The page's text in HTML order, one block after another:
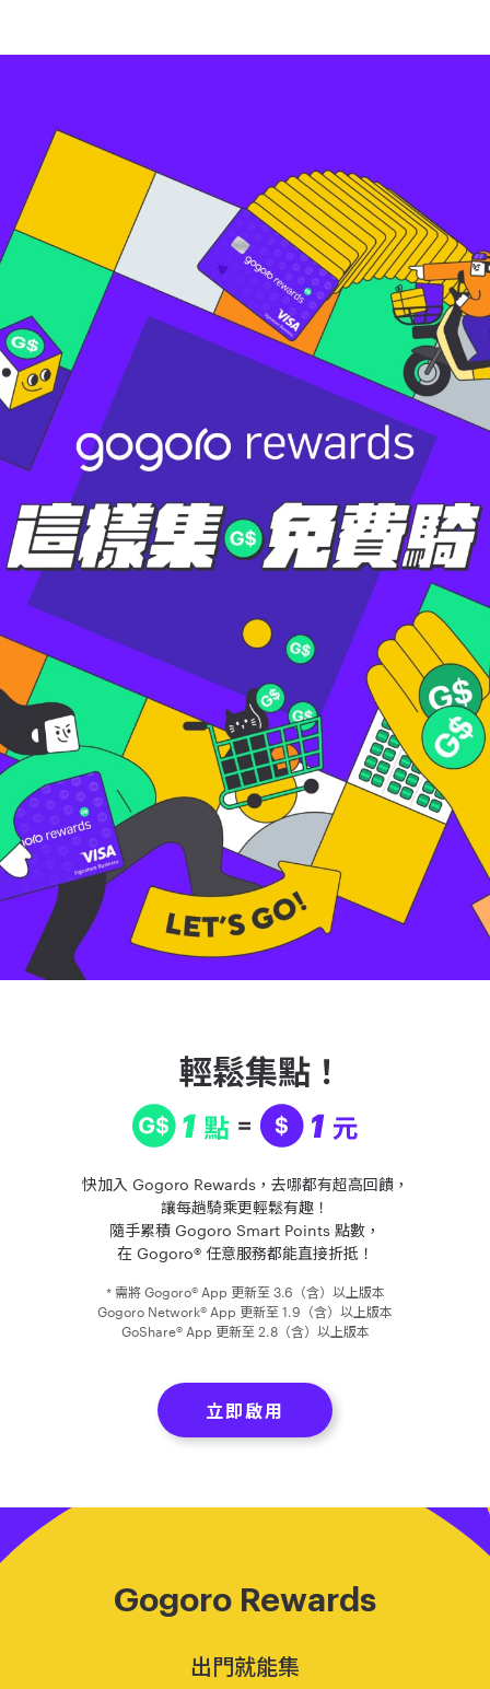
輕鬆集點 ！
快加入 Gogoro Rewards，去哪都有超高回饋，
讓每趟騎乘更輕鬆有趣！
隨手累積 Gogoro Smart Points 點數，
在 Gogoro® 任意服務都能直接折抵！
* 需將 Gogoro® App 更新至 3.6（含）以上版本
Gogoro Network® App 更新至 1.9（含）以上版本
GoShare® App 更新至 2.8（含）以上版本
立即啟用
Gogoro Rewards
出門就能集